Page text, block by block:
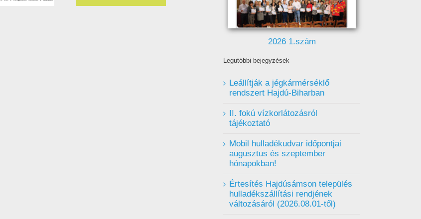
2026 1.szám
Legutóbbi bejegyzések
Leállítják a jégkármérséklő
rendszert Hajdú-Biharban
II. fokú vízkorlátozásról
tájékoztató
Mobil hulladékudvar ️időpontjai
augusztus és szeptember
hónapokban!
Értesítés Hajdúsámson település
hulladékszállítási rendjének
változásáról (2026.08.01-től)